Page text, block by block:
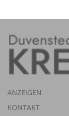
ANZEIGEN
KONTAKT